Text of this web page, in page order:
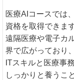
医療AIコースでは
資格を取得できます
遠隔医療や電子カ
界で広がっており
ITスキルと医療事
しっかりと養うこ